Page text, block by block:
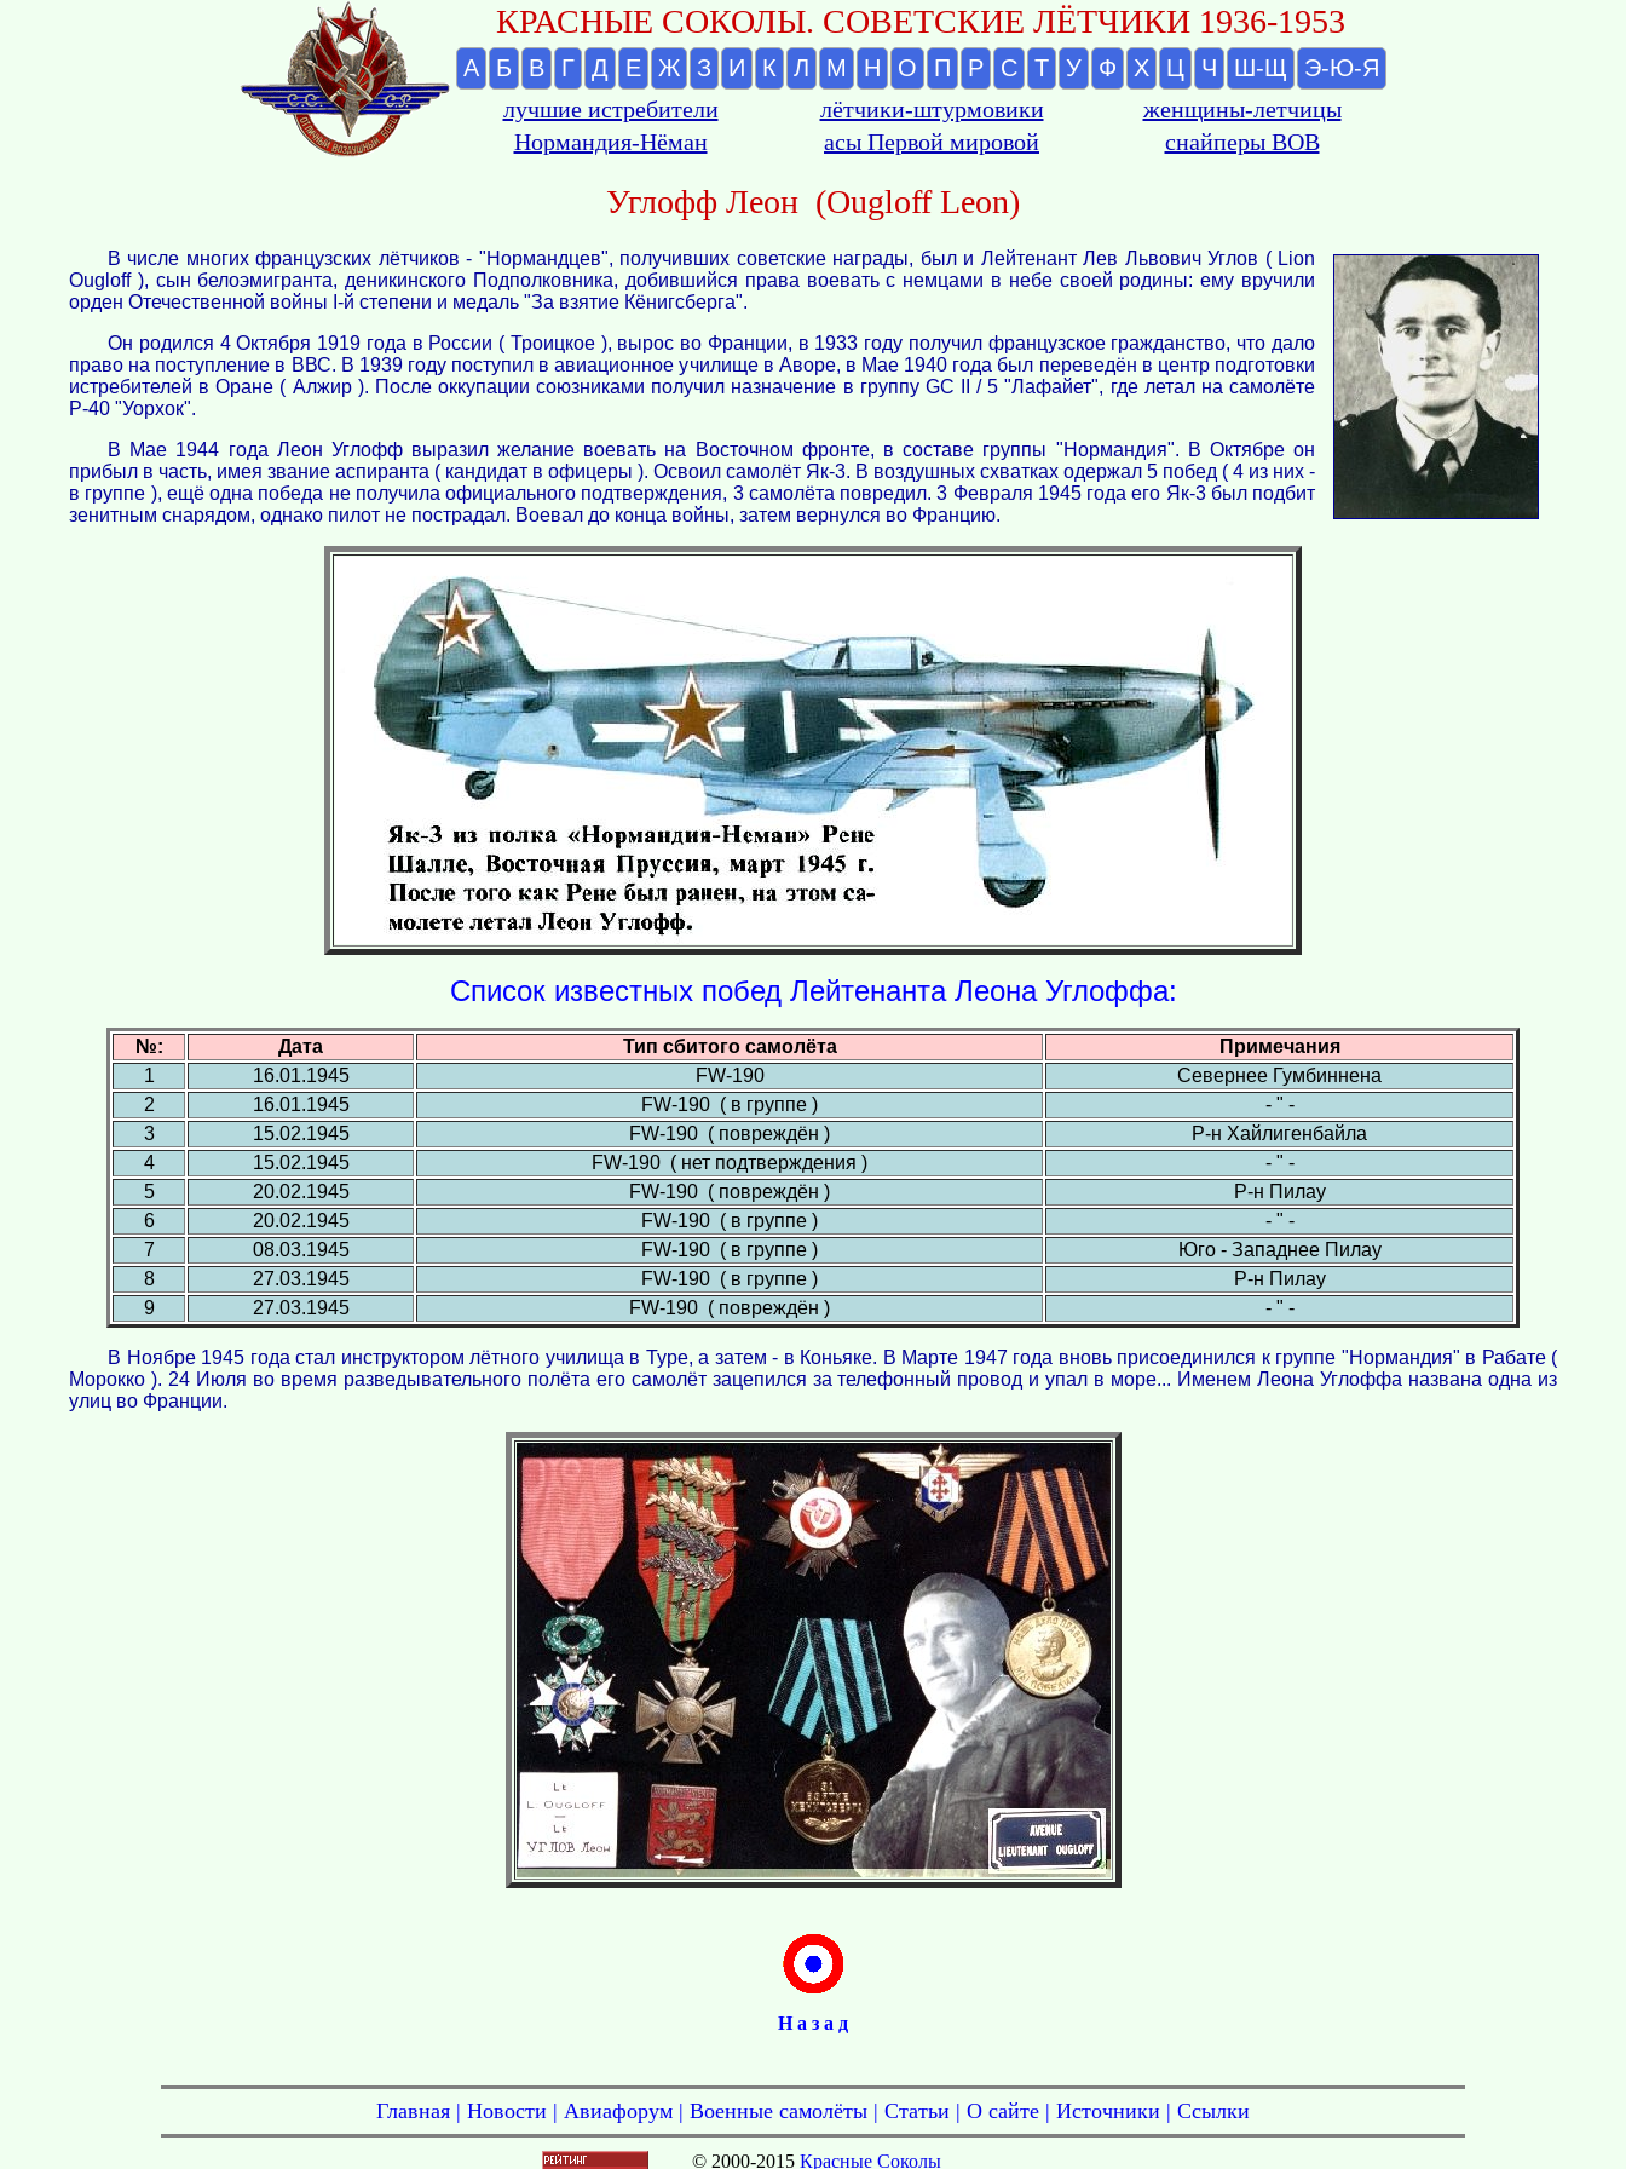
КРАСНЫЕ СОКОЛЫ. СОВЕТСКИЕ ЛЁТЧИКИ 1936-1953
А Б В Г Д Е Ж З И К Л М Н О П Р С Т У Ф Х Ц Ч Ш-Щ
Э-Ю-Я
лучшие истребители
лётчики-штурмовики
женщины-летчицы
Нормандия-Нёман
асы Первой мировой снайперы ВОВ
Углофф Леон (Ougloff Leon)
В числе многих французских лётчиков - "Нормандцев", получивших советские награды, был и Лейтенант Лев Львович Углов ( Lion
Ougloff ), сын белоэмигранта, деникинского Подполковника, добившийся права воевать с немцами в небе своей родины: ему вручили
орден Отечественной войны I-й степени и медаль "За взятие Кёнигсберга".
Он родился 4 Октября 1919 года в России ( Троицкое ), вырос во Франции, в 1933 году получил французское гражданство, что дало
право на поступление в ВВС. В 1939 году поступил в авиационное училище в Аворе, в Мае 1940 года был переведён в центр подготовки
истребителей в Оране ( Алжир ). После оккупации союзниками получил назначение в группу GC II / 5 "Лафайет", где летал на самолёте
Р-40 "Уорхок".
В Мае 1944 года Леон Углофф выразил желание воевать на Восточном фронте, в составе группы "Нормандия". В Октябре он
прибыл в часть, имея звание аспиранта ( кандидат в офицеры ). Освоил самолёт Як-3. В воздушных схватках одержал 5 побед ( 4 из них -
в группе ), ещё одна победа не получила официального подтверждения, 3 самолёта повредил. 3 Февраля 1945 года его Як-3 был подбит
зенитным снарядом, однако пилот не пострадал. Воевал до конца войны, затем вернулся во Францию.
Список известных побед Лейтенанта Леона Углоффа:
№: Дата Тип сбитого самолёта
Примечания
1
16.01.1945 FW-190
Севернее Гумбиннена
2
16.01.1945 FW-190 ( в группе )
- " -
3
15.02.1945 FW-190 ( повреждён )
Р-н Хайлигенбайла
4
15.02.1945 FW-190 ( нет подтверждения )
- " -
5
20.02.1945 FW-190 ( повреждён )
Р-н Пилау
6
20.02.1945 FW-190 ( в группе )
- " -
7
08.03.1945 FW-190 ( в группе )
Юго - Западнее Пилау
8
27.03.1945 FW-190 ( в группе )
Р-н Пилау
9
27.03.1945 FW-190 ( повреждён ) - " -
В Ноябре 1945 года стал инструктором лётного училища в Туре, а затем - в Коньяке. В Марте 1947 года вновь присоединился к группе "Нормандия" в Рабате (
Морокко ). 24 Июля во время разведывательного полёта его самолёт зацепился за телефонный провод и упал в море... Именем Леона Углоффа названа одна из
улиц во Франции.
Н а з а д
Главная | Новости | Авиафорум | Военные самолёты | Статьи | О сайте | Источники | Ссылки
© 2000-2015 Красные Соколы